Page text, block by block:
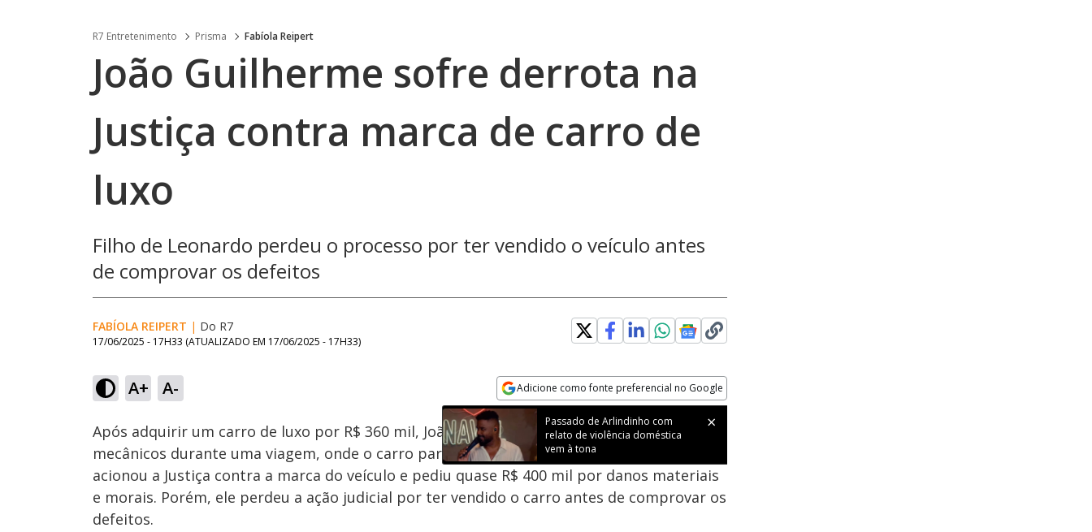
R7 Entretenimento Prisma Fabíola Reipert
João Guilherme sofre derrota na
Justiça contra marca de carro de
luxo
Filho de Leonardo perdeu o processo por ter vendido o veículo antes
de comprovar os defeitos
FABÍOLA REIPERT | Do R7
17/06/2025 - 17H33 (ATUALIZADO EM 17/06/2025 - 17H33)
A+ A- Adicione como fonte preferencial no Google
Opens in new window
Passado de Arlindinho com
relato de violência doméstica
vem à tona
Ativar
Som
Velocidade
Após adquirir um carro de luxo por R$ 360 mil, João Guilherme enfrentou problemas
mecânicos durante uma viagem, onde o carro parou de acelerar. O filho de Leonardo
acionou a Justiça contra a marca do veículo e pediu quase R$ 400 mil por danos materiais
e morais. Porém, ele perdeu a ação judicial por ter vendido o carro antes de comprovar os
defeitos.